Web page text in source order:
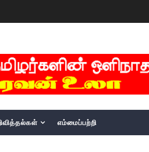
வந்த வினை
போட்டவர்களுக்கு…. ஷாக் நியூஸ்….!!!!
எம்மைப்பற்றி